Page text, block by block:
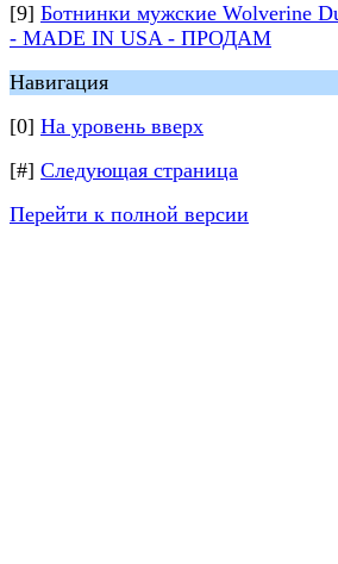
[9] Ботнинки мужские Wolverine
- MADE IN USA - ПРОДАМ
Навигация
[0] На уровень вверх
[#] Следующая страница
Перейти к полной версии